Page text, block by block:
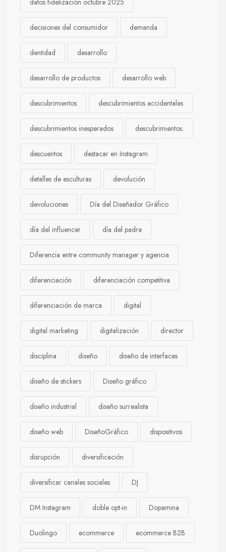
decisiones del consumidor demanda
dentidad desarrollo
desarrollo de productos desarrollo web
descubrimientos descubrimientos accidentales
descubrimientos inesperados descubrimientos.
descuentos destacar en Instagram
detalles de esculturas devolución
devoluciones Día del Diseñador Gráfico
día del influencer día del padre
Diferencia entre community manager y agencia
diferenciación diferenciación competitiva
diferenciación de marca digital
digital marketing digitalización director
disciplina diseño diseño de interfaces
diseño de stickers Diseño gráfico
diseño industrial diseño surrealista
diseño web DiseñoGráfico dispositivos
disrupción diversificación
diversificar canales sociales DJ
DM Instagram doble opt-in Dopamina
Duolingo ecommerce ecommerce B2B